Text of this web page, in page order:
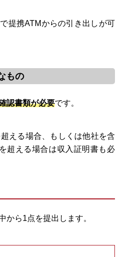
提携ATMからの引き出しが可
もの
認書類が必要です。
える場合、もしくは他社を含
超える場合は収入証明書も必
から1点を提出します。